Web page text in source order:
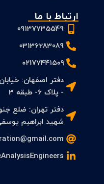
ارتباط با ما
09137735549
03136283089
۰۲۱۷۷۴۴۱۵۰۹
دفتر اصفهان:
- پلاک 6- طبقه 3
دفتر تهران: ضلع
شهید ابراهیم یوسفی - پلاک 3